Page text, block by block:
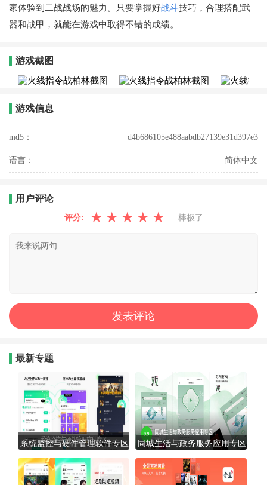
家体验到二战战场的魅力。只要掌握好战斗技巧，合理搭配武
器和战甲，就能在游戏中取得不错的成绩。
游戏截图
游戏信息
md5： d4b686105e488aabdb27139e31d397e3
语言： 简体中文
用户评论
评分: ★ ★ ★ ★ ★ 棒极了
最新专题
系统监控与硬件管理软件专区 同城生活与政务服务应用专区